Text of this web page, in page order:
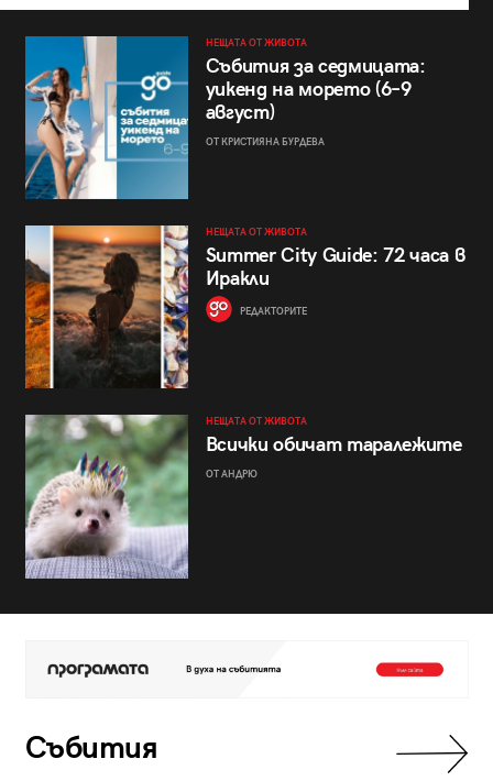
НЕЩАТА ОТ ЖИВОТА
Събития за седмицата:
уикенд на морето (6–9
август)
ОТ КРИСТИЯНА БУРДЕВА
НЕЩАТА ОТ ЖИВОТА
Summer City Guide: 72 часа в
Иракли
РЕДАКТОРИТЕ
НЕЩАТА ОТ ЖИВОТА
Всички обичат таралежите
ОТ АНДРЮ
Събития